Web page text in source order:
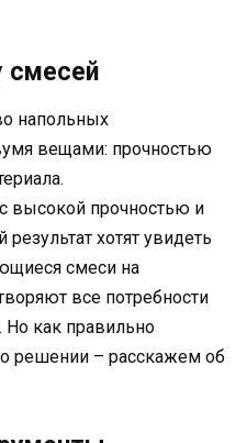
смесей
напольных
вещами: прочностью
высокой прочностью и
хотят увидеть
смеси на
все потребности
как правильно
решении – расскажем об